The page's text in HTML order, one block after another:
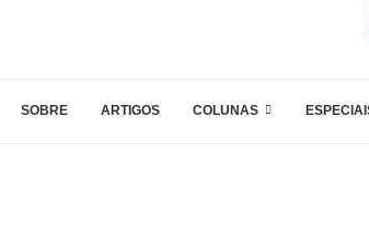
SOBRE ARTIGOS COLUNAS